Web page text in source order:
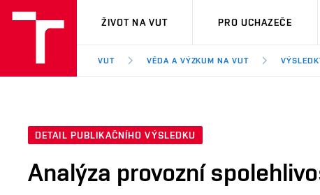
VUT
ŽIVOT NA VUT PRO UCHAZEČE
VUT VĚDA A VÝZKUM NA VUT
DETAIL PUBLIKAČNÍHO VÝSLEDKU
Analýza provozní